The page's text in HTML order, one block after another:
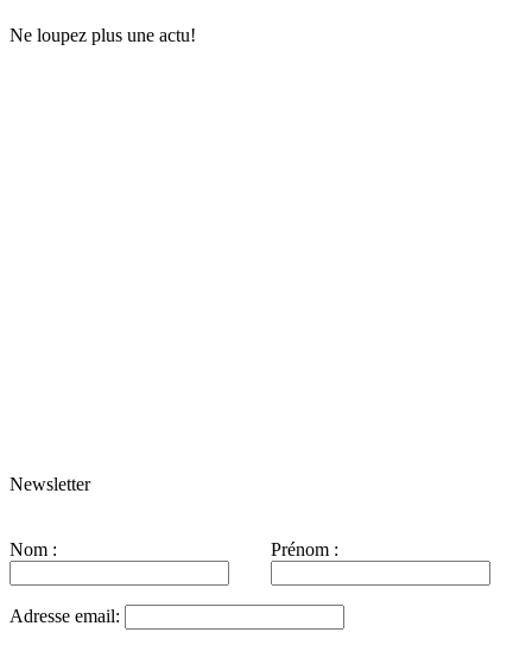
Ne loupez plus une actu!
Newsletter
Nom : Prénom :
Adresse email: